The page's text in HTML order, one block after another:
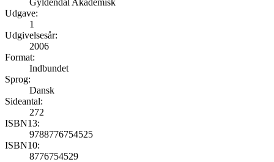
Udgave:
1
Udgivelsesår:
2006
Format:
Indbundet
Sprog:
Dansk
Sideantal:
272
ISBN13:
9788776754525
ISBN10:
8776754529